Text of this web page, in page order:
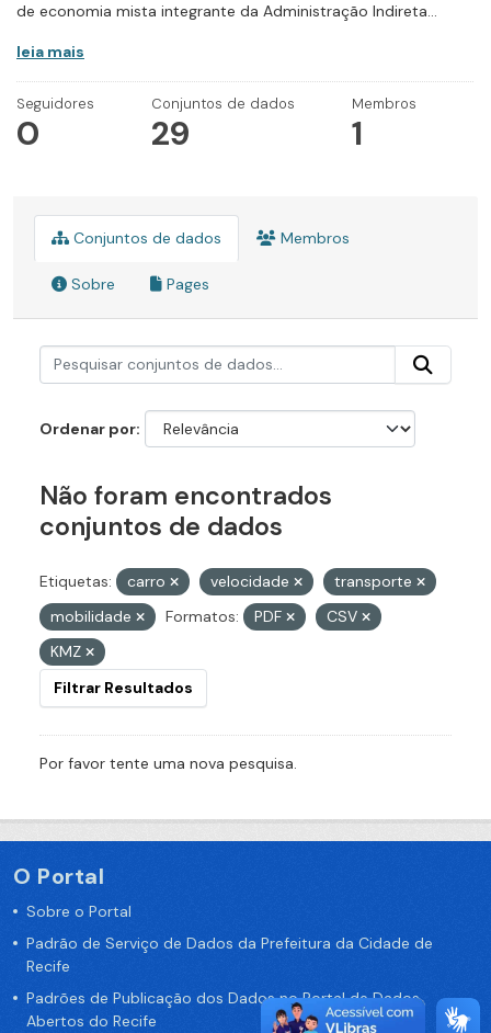
de economia mista integrante da Administração Indireta...
leia mais
Seguidores
0
Conjuntos de dados
29
Membros
1
Conjuntos de dados Membros
Sobre Pages
Ordenar por
Não foram encontrados
conjuntos de dados
Etiquetas: carro velocidade
transporte
mobilidade
Formatos: PDF
CSV
KMZ
Filtrar Resultados
Por favor tente uma nova pesquisa.
O Portal
Sobre o Portal
Padrão de Serviço de Dados da Prefeitura da Cidade de
Recife
Padrões de Publicação dos Dados no Portal de Dados
Abertos do Recife